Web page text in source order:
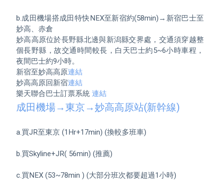
b.成田機場搭成田特快NEX至新宿約(58min)→新宿巴士至
妙高、赤倉
妙高高原位於長野縣北邊與新潟縣交界處，交通須穿越整
個長野縣，故交通時間較長，白天巴士約5~6小時車程，
夜間巴士約9小時。
新宿至妙高高原連結
妙高高原回新宿連結
樂天聯合巴士訂票系統 連結
成田機場→東京→妙高高原站(新幹線)
a.買JR至東京 (1Hr+17min) (換較多班車)
b.買Skyline+JR( 56min) (推薦)
c.買NEX (53~78min ) (大部分班次都要超過1小時)